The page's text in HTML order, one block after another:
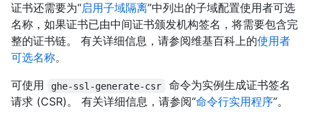
证书还需要为“启用子域隔离”中列出的子域配置使用者可选
名称，如果证书已由中间证书颁发机构签名，将需要包含完
整的证书链。 有关详细信息，请参阅维基百科上的使用者
可选名称。
可使用
ghe-ssl-generate-csr
命令为实例生成证书签名
请求 (CSR)。 有关详细信息，请参阅“命令行实用程序”。